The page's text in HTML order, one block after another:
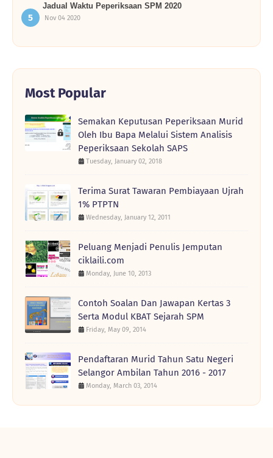
Jadual Waktu Peperiksaan SPM 2020
Nov 04 2020
Most Popular
Semakan Keputusan Peperiksaan Murid
Oleh Ibu Bapa Melalui Sistem Analisis
Peperiksaan Sekolah SAPS
Tuesday, January 02, 2018
Terima Surat Tawaran Pembiayaan Ujrah
1% PTPTN
Wednesday, January 12, 2011
Peluang Menjadi Penulis Jemputan
ciklaili.com
Monday, June 10, 2013
Contoh Soalan Dan Jawapan Kertas 3
Serta Modul KBAT Sejarah SPM
Friday, May 09, 2014
Pendaftaran Murid Tahun Satu Negeri
Selangor Ambilan Tahun 2016 - 2017
Monday, March 03, 2014